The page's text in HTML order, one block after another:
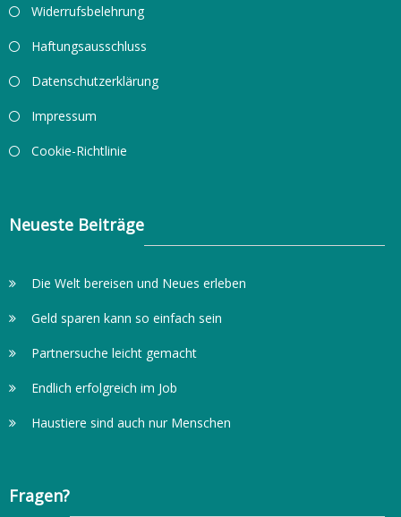
Widerrufsbelehrung
Haftungsausschluss
Datenschutzerklärung
Impressum
Cookie-Richtlinie
Neueste Beiträge
Die Welt bereisen und Neues erleben
Geld sparen kann so einfach sein
Partnersuche leicht gemacht
Endlich erfolgreich im Job
Haustiere sind auch nur Menschen
Fragen?